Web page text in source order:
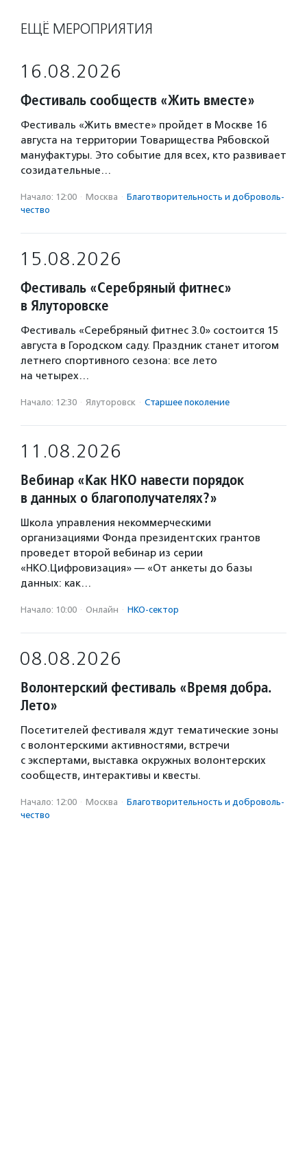
ЕЩЁ МЕРОПРИЯТИЯ
16.08.2026
Фестиваль сообществ «Жить вместе»
Фестиваль «Жить вместе» пройдет в Москве 16
августа на территории Товарищества Рябовской
мануфактуры. Это событие для всех, кто развивает
созидательные…
Начало: 12:00 · Москва · Благотвори­тель­ность и доброволь­
чест­во
15.08.2026
Фестиваль «Серебряный фитнес»
в Ялуторовске
Фестиваль «Серебряный фитнес 3.0» состоится 15
августа в Городском саду. Праздник станет итогом
летнего спортивного сезона: все лето
на четырех…
Начало: 12:30 · Ялуторовск · Старшее поколение
11.08.2026
Вебинар «Как НКО навести порядок
в данных о благополучателях?»
Школа управления некоммерческими
организациями Фонда президентских грантов
проведет второй вебинар из серии
«НКО.Цифровизация» — «От анкеты до базы
данных: как…
Начало: 10:00 · Онлайн · НКО-сектор
08.08.2026
Волонтерский фестиваль «Время добра.
Лето»
Посетителей фестиваля ждут тематические зоны
с волонтерскими активностями, встречи
с экспертами, выставка окружных волонтерских
сообществ, интерактивы и квесты.
Начало: 12:00 · Москва · Благотвори­тель­ность и доброволь­
чест­во